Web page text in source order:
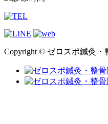
Copyright © ゼロスポ鍼灸・